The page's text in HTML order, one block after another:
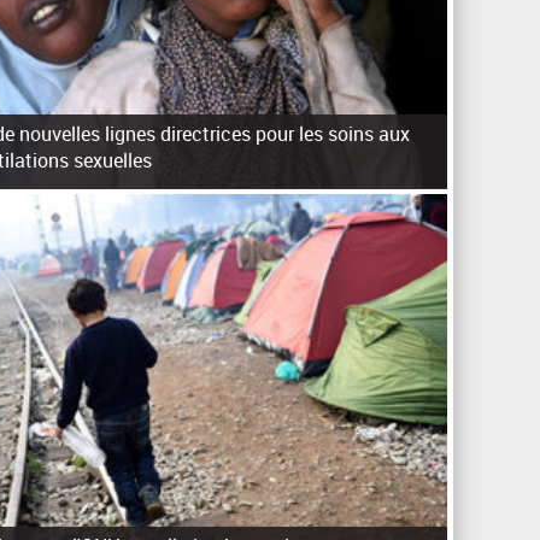
nouvelles lignes directrices pour les soins aux
sexuelles